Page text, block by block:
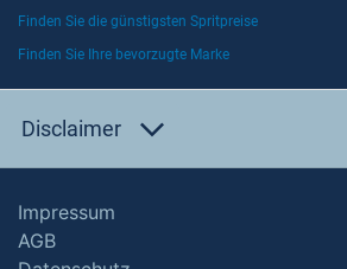
Finden Sie die günstigsten Spritpreise
Finden Sie Ihre bevorzugte Marke
Disclaimer
Impressum
AGB